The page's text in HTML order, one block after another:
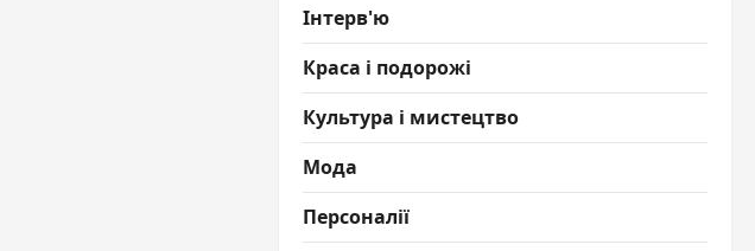
Інтерв'ю
Краса і подорожі
Культура і мистецтво
Мода
Персоналії